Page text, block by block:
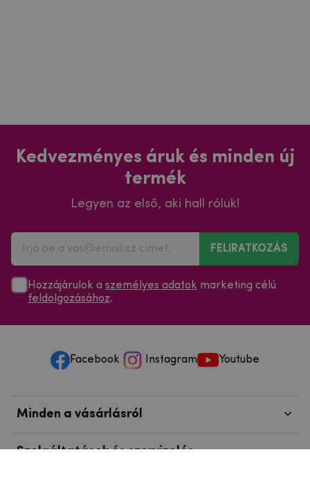
Kedvezményes áruk és minden új
termék
Legyen az első, aki hall róluk!
FELIRATKOZÁS
Hozzájárulok a személyes adatok marketing célú
feldolgozásához.
Facebook Instagram Youtube
Minden a vásárlásról
Szolgáltatások és szervizelés